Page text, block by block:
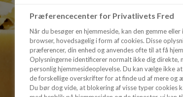
Præferencecenter for Privatlivets Fred
Når du besøger en hjemmeside, kan den gemme
browser, hovedsagelig i form af cookies. Disse
præferencer, din enhed og anvendes ofte til at få
Oplysningerne identificerer normalt ikke dig direkte,
personlig hjemmesideoplevelse. Du kan vælge ikke
de forskellige overskrifter for at finde ud af mere og
Du bør dog vide, at blokering af visse typer cookies